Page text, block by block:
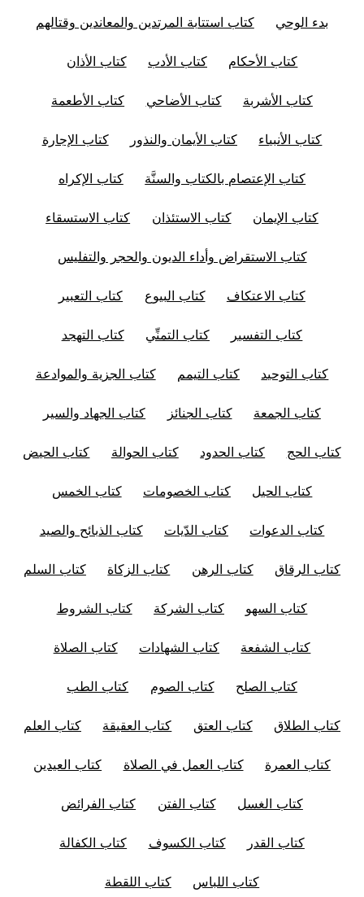
بدء الوحي كتاب استتابة المرتدين والمعاندين وقتالهم
كتاب الأحكام كتاب الأدب كتاب الأذان
كتاب الأشربة كتاب الأضاحي كتاب الأطعمة
كتاب الأنبياء كتاب الأيمان والنذور كتاب الإجارة
كتاب الإعتصام بالكتاب والسنَّة كتاب الإكراه
كتاب الإيمان كتاب الاستئذان كتاب الاستسقاء
كتاب الاستقراض وأداء الديون والحجر والتفليس
كتاب الاعتكاف كتاب البيوع كتاب التعبير
كتاب التفسير كتاب التمنِّي كتاب التهجد
كتاب التوحيد كتاب التيمم كتاب الجزية والموادعة
كتاب الجمعة كتاب الجنائز كتاب الجهاد والسير
كتاب الحج كتاب الحدود كتاب الحوالة كتاب الحيض
كتاب الحيل كتاب الخصومات كتاب الخمس
كتاب الدعوات كتاب الدّيات كتاب الذبائح والصيد
كتاب الرقاق كتاب الرهن كتاب الزكاة كتاب السلم
كتاب السهو كتاب الشركة كتاب الشروط
كتاب الشفعة كتاب الشهادات كتاب الصلاة
كتاب الصلح كتاب الصوم كتاب الطب
كتاب الطلاق كتاب العتق كتاب العقيقة كتاب العلم
كتاب العمرة كتاب العمل في الصلاة كتاب العيدين
كتاب الغسل كتاب الفتن كتاب الفرائض
كتاب القدر كتاب الكسوف كتاب الكفالة
كتاب اللباس كتاب اللقطة